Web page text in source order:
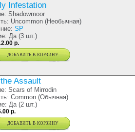
Infestation
Shadowmoor
Uncommon (Необычная)
SP
Да (3 шт.)
р.
добавить в корзину
Assault
Scars of Mirrodin
Common (Обычная)
Да (2 шт.)
р.
добавить в корзину